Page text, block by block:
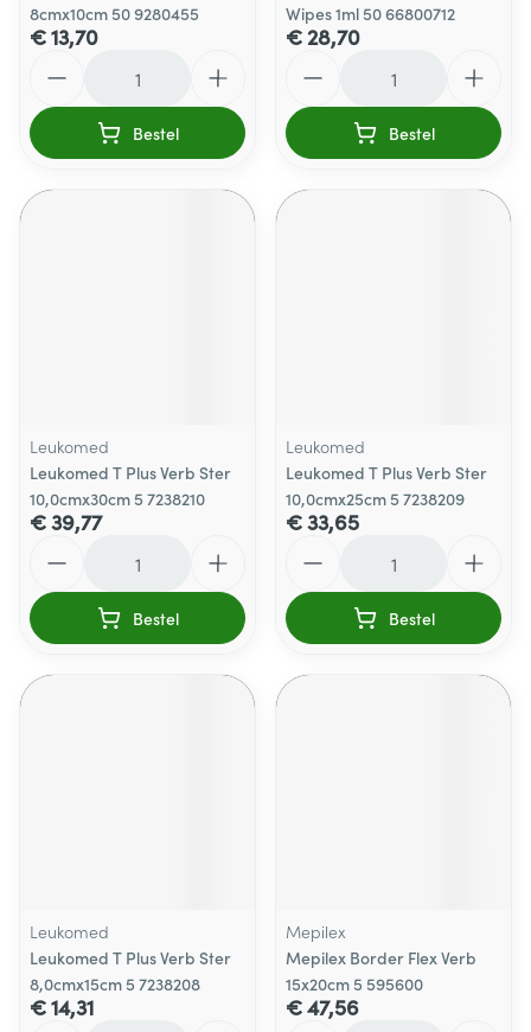
8cmx10cm 50 9280455
€ 13,70
Bestel
Wipes 1ml 50 66800712
€ 28,70
Bestel
Leukomed
Leukomed T Plus Verb Ster
10,0cmx30cm 5 7238210
€ 39,77
Bestel
Leukomed
Leukomed T Plus Verb Ster
10,0cmx25cm 5 7238209
€ 33,65
Bestel
Leukomed
Leukomed T Plus Verb Ster
8,0cmx15cm 5 7238208
€ 14,31
Mepilex
Mepilex Border Flex Verb
15x20cm 5 595600
€ 47,56